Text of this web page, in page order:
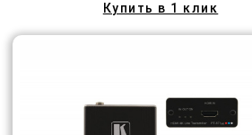
Купить в 1 клик